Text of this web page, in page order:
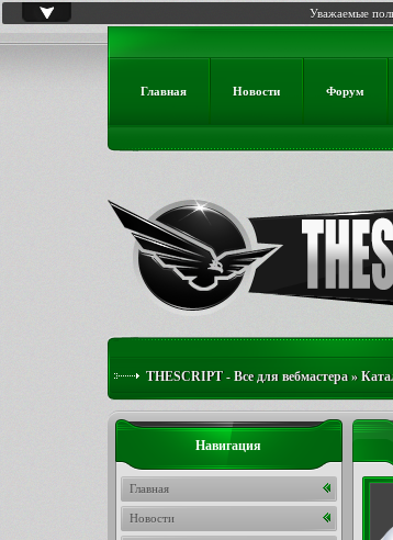
Уважаемые
Главная Новости Форум
THESCRIPT - Все для вебмастера»
помощник веб-страницы
Навигация
Главная
Новости